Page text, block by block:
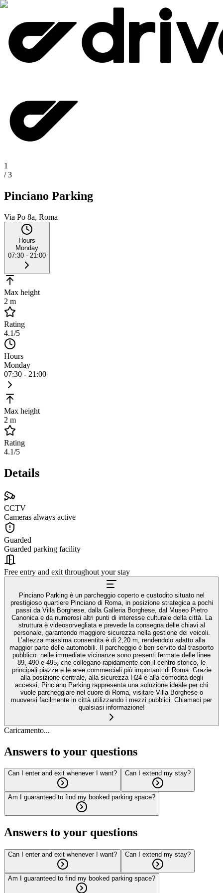
1
/3
Pinciano Parking
Via Po 8a, Roma
Hours
Monday
07:30 - 21:00
Max height
2 m
Rating
4.1/5
Hours
Monday
07:30 - 21:00
Max height
2 m
Rating
4.1/5
Details
CCTV
Cameras always active
Guarded
Guarded parking facility
Free entry and exit throughout your stay
Pinciano Parking è un parcheggio coperto e custodito situato nel
prestigioso quartiere Pinciano di Roma, in posizione strategica a pochi
passi da Villa Borghese, dalla Galleria Borghese, dal Museo Pietro
Canonica e da numerosi altri punti di interesse culturale della città. La
struttura è videosorvegliata e prevede la consegna delle chiavi al
personale, garantendo maggiore sicurezza nella gestione dei veicoli.
L’altezza massima consentita è di 2,20 m, rendendolo adatto alla
maggior parte delle automobili. Il parcheggio è ben servito dal trasporto
pubblico: nelle immediate vicinanze sono presenti fermate delle linee
89, 490 e 495, che collegano rapidamente con il centro storico, le
principali piazze e le aree commerciali più importanti di Roma. Grazie
alla posizione centrale, alla sicurezza H24 e alla comodità degli
accessi, Pinciano Parking rappresenta una soluzione ideale per chi
vuole parcheggiare nel cuore di Roma, visitare Villa Borghese o
muoversi facilmente in città utilizzando i mezzi pubblici. Chiamaci per
qualsiasi informazione!
Caricamento...
Answers to your questions
Can I enter and exit whenever I want? Can I extend my stay?
Am I guaranteed to find my booked parking space?
Answers to your questions
Can I enter and exit whenever I want? Can I extend my stay?
Am I guaranteed to find my booked parking space?